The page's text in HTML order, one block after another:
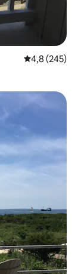
4,8 av 5 i
4,8 (245)